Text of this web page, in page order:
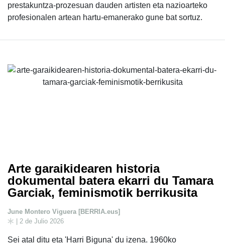
prestakuntza-prozesuan dauden artisten eta nazioarteko
profesionalen artean hartu-emanerako gune bat sortuz.
Arte garaikidearen historia
dokumental batera ekarri du Tamara
Garciak, feminismotik berrikusita
June Montero Viguera [BERRIA.eus]
| 2 de Julio 2026
Sei atal ditu eta 'Harri Biguna' du izena. 1960ko